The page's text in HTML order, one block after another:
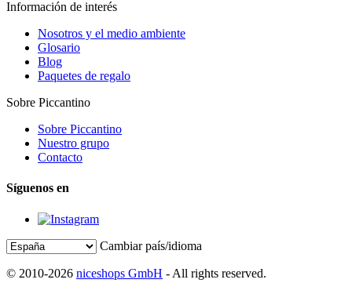
Información de interés
Nosotros y el medio ambiente
Glosario
Blog
Paquetes de regalo
Sobre Piccantino
Sobre Piccantino
Nuestro grupo
Contacto
Síguenos en
Cambiar país/idioma
© 2010-2026 niceshops GmbH - All rights reserved.